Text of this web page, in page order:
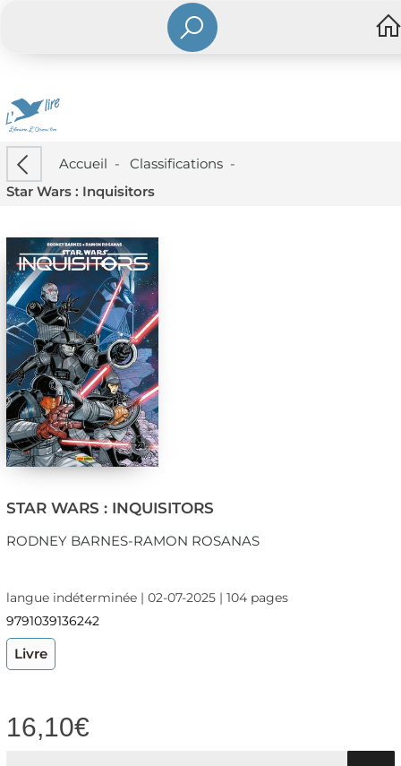
Accueil - Classifications-
Star Wars : Inquisitors
STAR WARS : INQUISITORS
RODNEY BARNES-RAMON ROSANAS
langue indéterminée | 02-07-2025 | 104 pages
9791039136242
Livre
16,10€